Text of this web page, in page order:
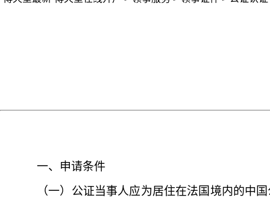
一、申请条件
（一）公证当事人应为居住在法国境内的中